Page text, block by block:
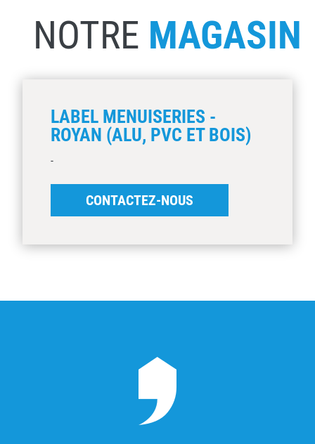
NOTRE MAGASIN
LABEL MENUISERIES -
ROYAN (ALU, PVC ET BOIS)
-
CONTACTEZ-NOUS